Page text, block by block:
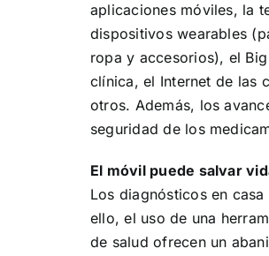
aplicaciones móviles, la
dispositivos wearables
ropa y accesorios), el
clínica, el Internet de las
otros. Además, los
seguridad de los
El móvil puede salvar
Los diagnósticos en
ello, el uso de una
de salud ofrecen un